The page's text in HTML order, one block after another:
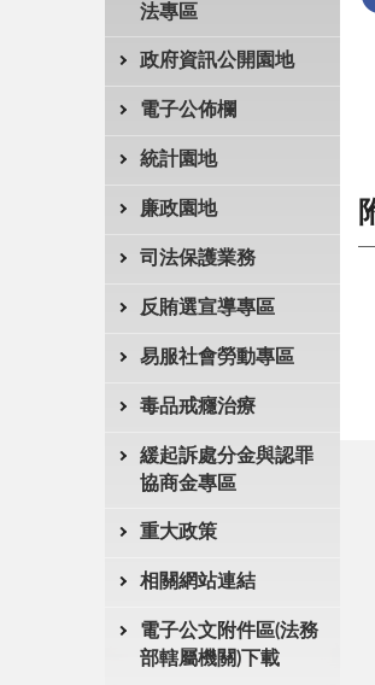
法專區
政府資訊公開園地
電子公佈欄
統計園地
廉政園地
司法保護業務
反賄選宣導專區
易服社會勞動專區
毒品戒癮治療
緩起訴處分金與認罪
協商金專區
重大政策
相關網站連結
電子公文附件區(法務
部轄屬機關)下載